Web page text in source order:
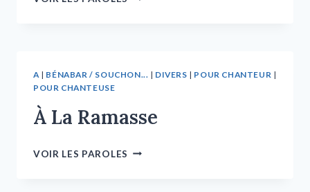
A | BÉNABAR / SOUCHON... | DIVERS | POUR CHANTEUR |
POUR CHANTEUSE
À La Ramasse
VOIR LES PAROLES